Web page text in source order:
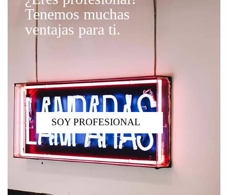
Tenemos muchas
ventajas para ti.
SOY PROFESIONAL